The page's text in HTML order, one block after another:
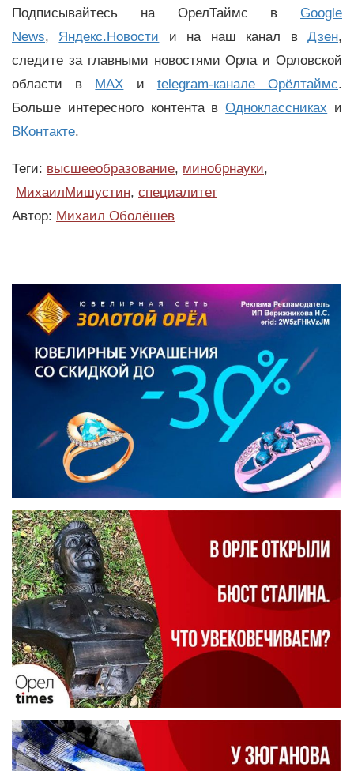
Подписывайтесь на ОрелТаймс в Google
News, Яндекс.Новости и на наш канал вДзен,
следите за главными новостями Орла и Орловской
области в MAX и telegram-канале Орёлтаймс.
Больше интересного контента вОдноклассниках и
ВКонтакте.
Теги: высшееобразование, минобрнауки,
МихаилМишустин, специалитет
Автор: Михаил Оболёшев